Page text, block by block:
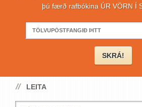
þú færð rafbókina ÚR VÖRN Í
LEITA